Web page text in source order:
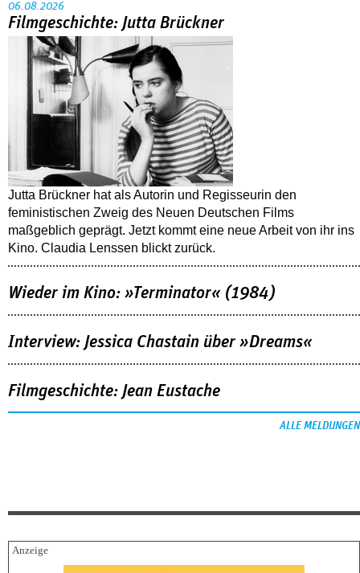
06.08.2026
Filmgeschichte: Jutta Brückner
Jutta Brückner hat als Autorin und Regisseurin den
feministischen Zweig des Neuen Deutschen Films
maßgeblich geprägt. Jetzt kommt eine neue Arbeit von ihr ins
Kino. Claudia Lenssen blickt zurück.
Wieder im Kino: »Terminator« (1984)
Interview: Jessica Chastain über »Dreams«
Filmgeschichte: Jean Eustache
ALLE MELDUNGEN